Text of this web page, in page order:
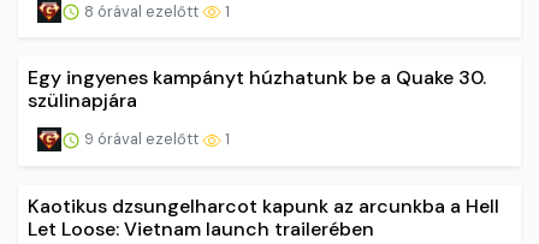
8 órával ezelőtt 1
Egy ingyenes kampányt húzhatunk be a Quake 30.
szülinapjára
9 órával ezelőtt 1
Kaotikus dzsungelharcot kapunk az arcunkba a Hell
Let Loose: Vietnam launch trailerében